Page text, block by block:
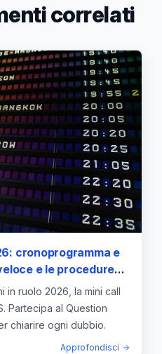
correlati
cronoprogramma e
e le procedure
in ruolo 2026, la mini call
Partecipa al Question
chiarire ogni dubbio.
Approfondisci